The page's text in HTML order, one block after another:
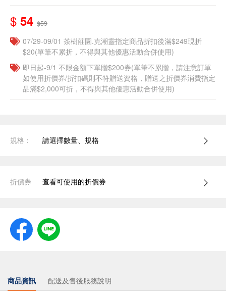
$ 54 $59
07/29-09/01 茶樹莊園.克潮靈指定商品折扣後滿$249現折
$20(單筆不累折，不得與其他優惠活動合併使用)
即日起-9/1 不限金額下單贈$200券(單筆不累贈，請注意訂單
如使用折價券/折扣碼則不符贈送資格，贈送之折價券消費指定
品滿$2,000可折，不得與其他優惠活動合併使用)
規格： 請選擇數量、規格
折價券 查看可使用的折價券
商品資訊 配送及售後服務說明